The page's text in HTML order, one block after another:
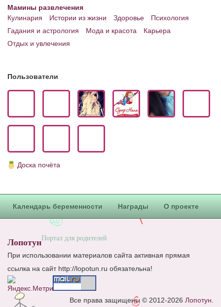
Приложения для Android
Полезные ссылки
Блог Администратора
Сотрудничество. Авторам
Мамины развлечения
Кулинария
Истории из жизни Здоровье
Психология
Гадания и астрология
Мода и красота
Карьера
Отдых и увлечения
Пользователи
Доска почёта
Календарь беременности Награды О проекте
ЛопотунПортал для родителей
При использовании материалов сайта активная прямая
ссылка на сайт http://lopotun.ru обязательна!
Все права защищены © 2012-2026 Лопотун